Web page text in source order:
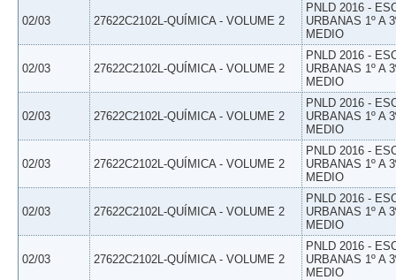
02/03 27622C2102L-QUÍMICA - VOLUME 2
PNLD 2016 -
URBANAS 1º A
MEDIO
02/03 27622C2102L-QUÍMICA - VOLUME 2
PNLD 2016 -
URBANAS 1º A
MEDIO
02/03 27622C2102L-QUÍMICA - VOLUME 2
PNLD 2016 -
URBANAS 1º A
MEDIO
02/03 27622C2102L-QUÍMICA - VOLUME 2
PNLD 2016 -
URBANAS 1º A
MEDIO
02/03 27622C2102L-QUÍMICA - VOLUME 2
PNLD 2016 -
URBANAS 1º A
MEDIO
02/03 27622C2102L-QUÍMICA - VOLUME 2
PNLD 2016 -
URBANAS 1º A
MEDIO